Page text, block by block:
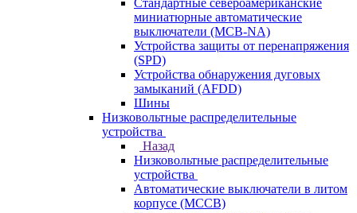
Стандартные североамериканские
миниатюрные автоматические
выключатели (MCB-NA)
Устройства защиты от перенапряжения
(SPD)
Устройства обнаружения дуговых
замыканий (AFDD)
Шины
Низковольтные распределительные
устройства
Назад
Низковольтные распределительные
устройства
Автоматические выключатели в литом
корпусе (MCCB)